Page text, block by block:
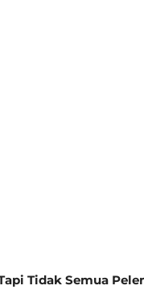
Tidak Semua